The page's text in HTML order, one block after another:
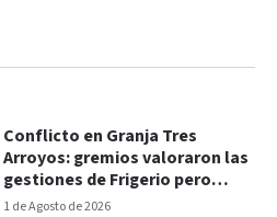
1 de Agosto de 2026
Conflicto en Granja Tres
Arroyos: gremios valoraron las
gestiones de Frigerio pero
reclamaron soluciones